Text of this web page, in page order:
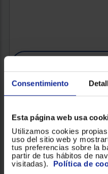
Consentimiento
Esta página web usa
Utilizamos cookies
uso del sitio web y
tus preferencias sobre la
partir de tus hábitos de
visitadas). Política de